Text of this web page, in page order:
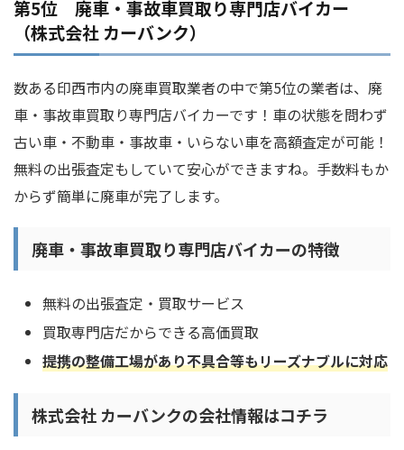
第5位 廃車・事故車買取り専門店バイカー
（株式会社 カーバンク）
数ある印西市内の廃車買取業者の中で第5位の業者は、廃
車・事故車買取り専門店バイカーです！車の状態を問わず
古い車・不動車・事故車・いらない車を高額査定が可能！
無料の出張査定もしていて安心ができますね。手数料もか
からず簡単に廃車が完了します。
廃車・事故車買取り専門店バイカーの特徴
無料の出張査定・買取サービス
買取専門店だからできる高価買取
提携の整備工場があり不具合等もリーズナブルに対応
株式会社 カーバンクの会社情報はコチラ